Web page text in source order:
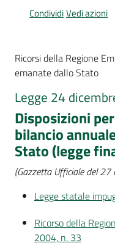
Argomenti
Per
i
media
Per
i
cittadini
CondividiVedi azioni
Ricorsi della Regione
emanate dallo Stato
Legge 24
Disposizioni
bilancio
Stato (legge
(Gazzetta Ufficiale del
Legge statale
Ricorso della
2004, n. 33